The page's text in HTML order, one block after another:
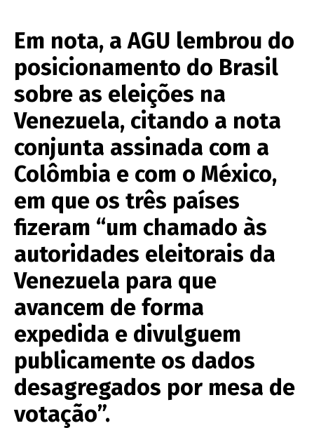
Em nota, a AGU lembrou do
posicionamento do Brasil
sobre as eleições na
Venezuela, citando a nota
conjunta assinada com a
Colômbia e com o México,
em que os três países
fizeram “um chamado às
autoridades eleitorais da
Venezuela para que
avancem de forma
expedida e divulguem
publicamente os dados
desagregados por mesa de
votação”.